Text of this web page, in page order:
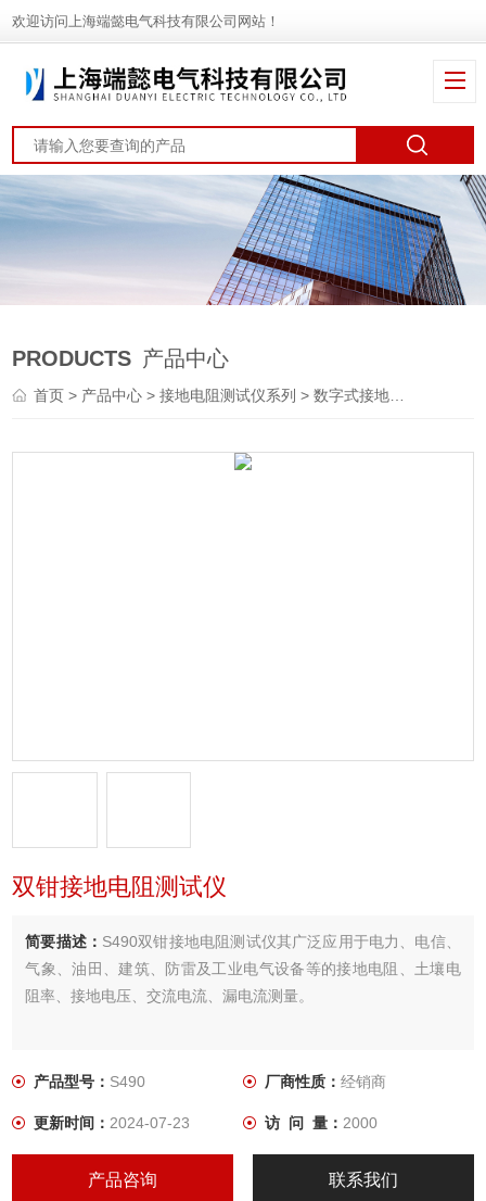
欢迎访问上海端懿电气科技有限公司网站！
PRODUCTS 产品中心
首页> 产品中心 >接地电阻测试仪系列 >数字式接地电阻测试仪
双钳接地电阻测试仪
简要描述： S490双钳接地电阻测试仪其广泛应用于电力、电信、
气象、油田、建筑、防雷及工业电气设备等的接地电阻、土壤电
阻率、接地电压、交流电流、漏电流测量。
产品型号： S490 厂商性质： 经销商
更新时间：2024-07-23 访 问 量： 2000
产品咨询 联系我们